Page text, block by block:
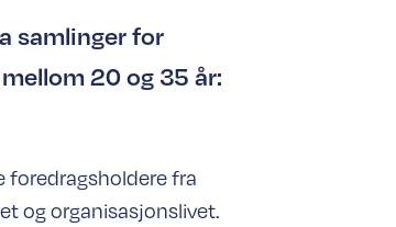
samlinger for
20 og 35 år:
foredragsholdere fra
og organisasjonslivet.